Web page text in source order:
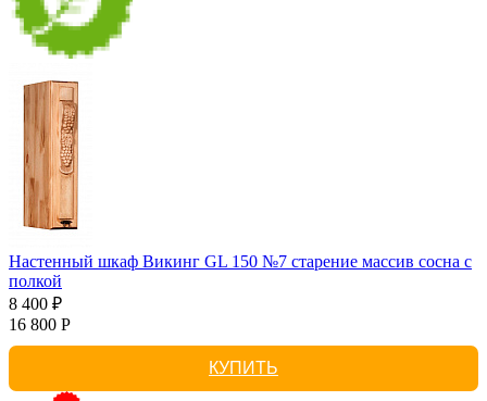
Настенный шкаф Викинг GL 150 №7 старение массив сосна с
полкой
8 400 ₽
16 800 Р
КУПИТЬ